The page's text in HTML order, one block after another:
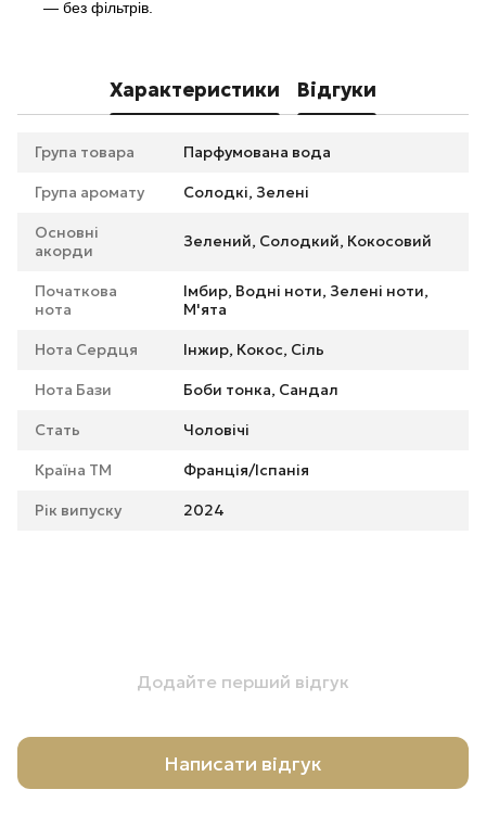
— без фільтрів.
Характеристики Відгуки
Група товара Парфумована вода
Група аромату Солодкі, Зелені
Основні
акорди
Зелений, Солодкий, Кокосовий
Початкова
нота
Імбир, Водні ноти, Зелені ноти,
М'ята
Нота Сердця Інжир, Кокос, Сіль
Нота Бази Боби тонка, Сандал
Стать Чоловічі
Країна ТМ Франція/Іспанія
Рік випуску 2024
Додайте перший відгук
Написати відгук